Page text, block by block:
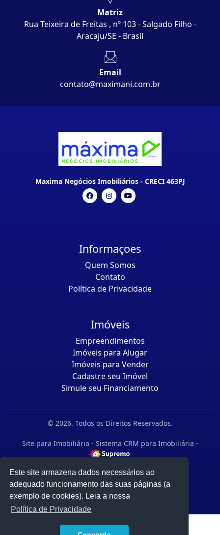
Este site armazena dados necessários ao
adequado funcionamento das suas páginas (a
exemplo de cookies). Leia a nossa
Política de Privacidade
Matriz
Rua Teixeira de Freitas , nº 103 - Salgado Filho -
Aracaju/SE - Brasil
Email
contato@maximani.com.br
Maxima Negócios Imobiliários - CRECI 463PJ
Informaçoes
Quem Somos
Contato
Política de Privacidade
Imóveis
Empreendimentos
Imóveis para Alugar
Imóveis para Vender
Cadastre seu Imóvel
Simule seu Financiamento
© 2026. Todos os Direitos Reservados.
Site para Imobiliária - Sistema CRM para Imobiliária -